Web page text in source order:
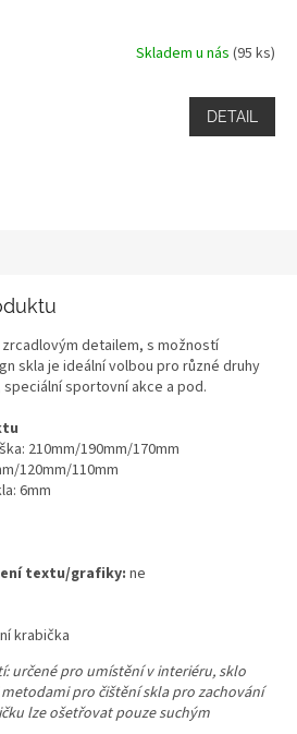
Skladem u nás (95 ks)
DETAIL
detailem, s možností
skla je ideální volbou pro různé druhy
sportovní akce a pod.
210mm/190mm/170mm
120mm/110mm
6mm
textu/grafiky: ne
krabička
určené pro umístění v interiéru, sklo
pro čištění skla pro zachování
lze ošetřovat pouze suchým